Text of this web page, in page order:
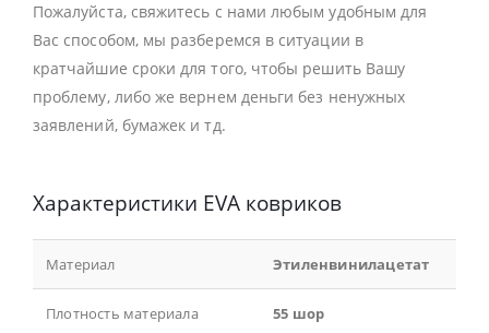
Пожалуйста, свяжитесь с нами любым удобным для
Вас способом, мы разберемся в ситуации в
кратчайшие сроки для того, чтобы решить Вашу
проблему, либо же вернем деньги без ненужных
заявлений, бумажек и тд.
Характеристики EVA ковриков
Материал Этиленвинилацетат
Плотность материала 55 шор